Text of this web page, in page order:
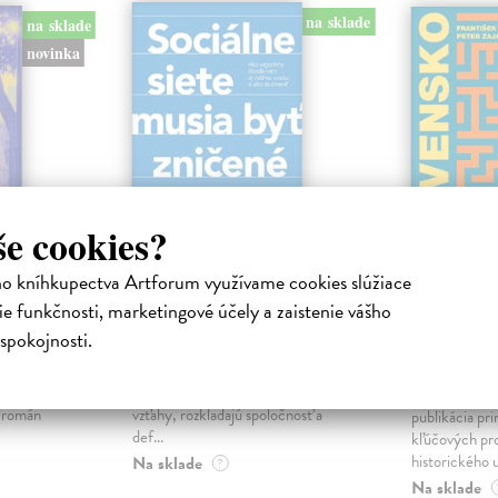
cookies?
kníhkupectva Artforum využívame cookies slúžiace
funkčnosti, marketingové účely a zaistenie vášho
na sklade
novinka
na sklade
Sociálne siete musia
byť zničené
vzťahy, rozkladajú spoločnosť a
def...
Na sklade ?
sme.
publikácia
kľúčových
historického
Na sklade